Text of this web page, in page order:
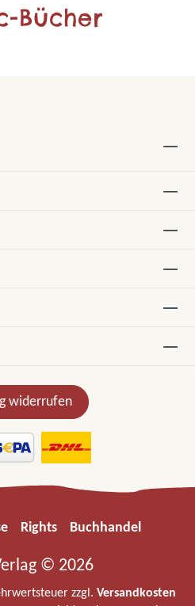
Bücher
widerrufen
Rights Buchhandel
© 2026
zzgl. Versandkosten